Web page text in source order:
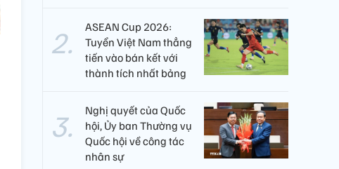
ASEAN Cup 2026:
Tuyển Việt Nam thẳng
tiến vào bán kết với
thành tích nhất bảng
Nghị quyết của Quốc
hội, Ủy ban Thường vụ
Quốc hội về công tác
nhân sự